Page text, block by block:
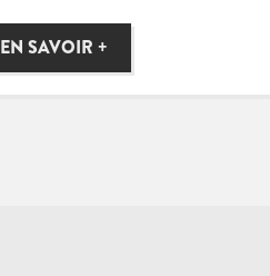
EN SAVOIR +